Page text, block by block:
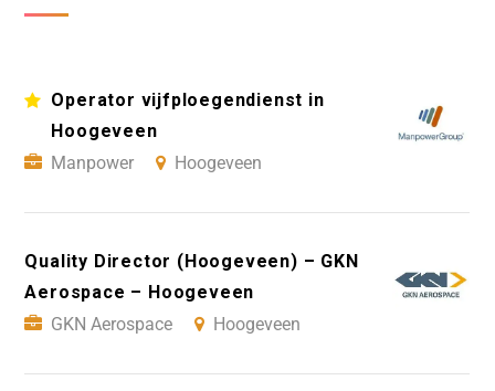
Operator vijfploegendienst in
Hoogeveen
Manpower
Hoogeveen
Quality Director (Hoogeveen) – GKN
Aerospace – Hoogeveen
GKN Aerospace
Hoogeveen